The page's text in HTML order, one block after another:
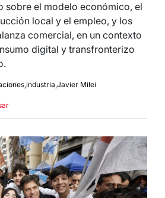
sobre el modelo económico, el
local y el empleo, y los
comercial, en un contexto
digital y transfronterizo
industria Javier Milei